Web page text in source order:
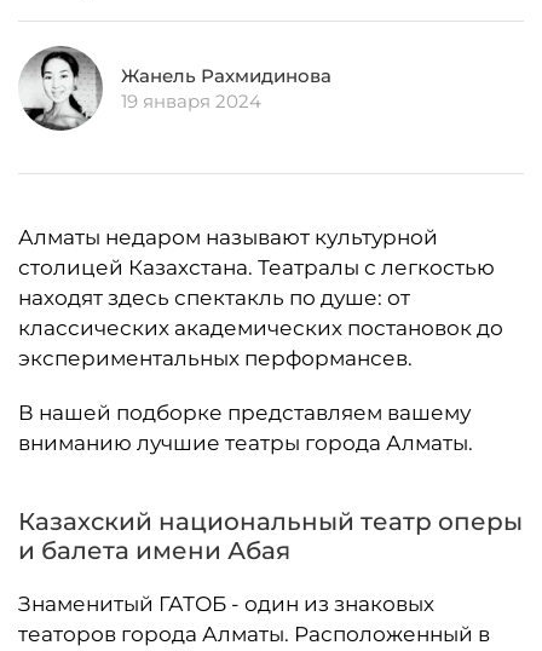
Жанель Рахмидинова
19 января 2024
Алматы недаром называют культурной
столицей Казахстана. Театралы с легкостью
находят здесь спектакль по душе: от
классических академических постановок до
экспериментальных перформансев.
В нашей подборке представляем вашему
вниманию лучшие театры города Алматы.
Казахский национальный театр оперы
и балета имени Абая
Знаменитый ГАТОБ - один из знаковых
театоров города Алматы. Расположенный в